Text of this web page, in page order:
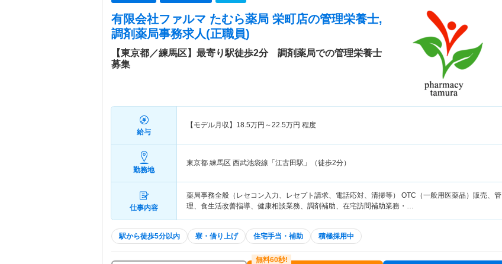
有限会社ファルマ たむら薬局 栄町店の管理栄養士,
調剤薬局事務求人(正職員)
【東京都／練馬区】最寄り駅徒歩2分 調剤薬局での管理栄養士
募集
給与
【モデル月収】 18.5万円～22.5万円 程度
勤務地
東京都 練馬区 西武池袋線「江古田駅」（徒歩2分）
仕事内容
薬局事務全般（レセコン入力、レセプト請求、電話応対、清掃等） OTC（一般用医薬品）販売、管
理、食生活改善指導、健康相談業務、調剤補助、在宅訪問補助業務・…
駅から徒歩5分以内 寮・借り上げ 住宅手当・補助 積極採用中